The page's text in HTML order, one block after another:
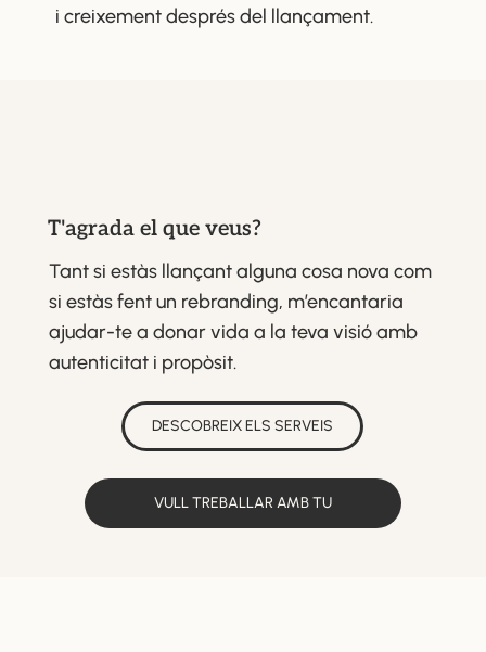
i creixement després del llançament.
T'agrada el que veus?
Tant si estàs llançant alguna cosa nova com
si estàs fent un rebranding, m’encantaria
ajudar-te a donar vida a la teva visió amb
autenticitat i propòsit.
DESCOBREIX ELS SERVEIS
VULL TREBALLAR AMB TU